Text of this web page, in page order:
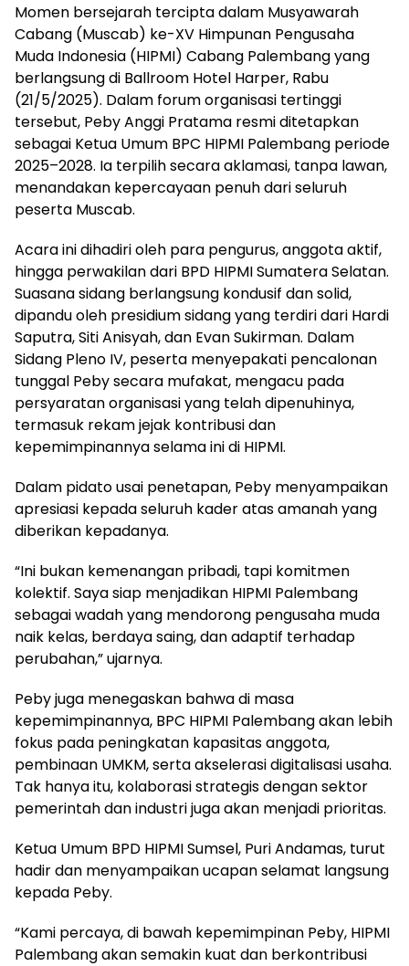
Momen bersejarah tercipta dalam Musyawarah
Cabang (Muscab) ke-XV Himpunan Pengusaha
Muda Indonesia (HIPMI) Cabang Palembang yang
berlangsung di Ballroom Hotel Harper, Rabu
(21/5/2025). Dalam forum organisasi tertinggi
tersebut, Peby Anggi Pratama resmi ditetapkan
sebagai Ketua Umum BPC HIPMI Palembang periode
2025–2028. Ia terpilih secara aklamasi, tanpa lawan,
menandakan kepercayaan penuh dari seluruh
peserta Muscab.
Acara ini dihadiri oleh para pengurus, anggota aktif,
hingga perwakilan dari BPD HIPMI Sumatera Selatan.
Suasana sidang berlangsung kondusif dan solid,
dipandu oleh presidium sidang yang terdiri dari Hardi
Saputra, Siti Anisyah, dan Evan Sukirman. Dalam
Sidang Pleno IV, peserta menyepakati pencalonan
tunggal Peby secara mufakat, mengacu pada
persyaratan organisasi yang telah dipenuhinya,
termasuk rekam jejak kontribusi dan
kepemimpinannya selama ini di HIPMI.
Dalam pidato usai penetapan, Peby menyampaikan
apresiasi kepada seluruh kader atas amanah yang
diberikan kepadanya.
“Ini bukan kemenangan pribadi, tapi komitmen
kolektif. Saya siap menjadikan HIPMI Palembang
sebagai wadah yang mendorong pengusaha muda
naik kelas, berdaya saing, dan adaptif terhadap
perubahan,” ujarnya.
Peby juga menegaskan bahwa di masa
kepemimpinannya, BPC HIPMI Palembang akan lebih
fokus pada peningkatan kapasitas anggota,
pembinaan UMKM, serta akselerasi digitalisasi usaha.
Tak hanya itu, kolaborasi strategis dengan sektor
pemerintah dan industri juga akan menjadi prioritas.
Ketua Umum BPD HIPMI Sumsel, Puri Andamas, turut
hadir dan menyampaikan ucapan selamat langsung
kepada Peby.
“Kami percaya, di bawah kepemimpinan Peby, HIPMI
Palembang akan semakin kuat dan berkontribusi